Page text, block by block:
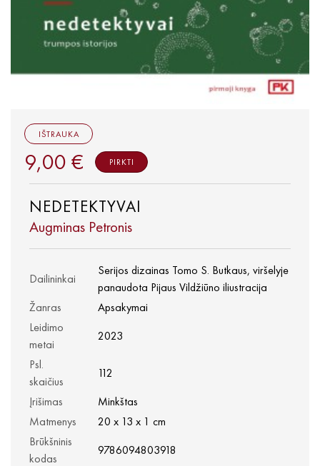
NEDETEKTYVAI
Augminas Petronis
Dailininkai
Serijos dizainas Tomo S. Butkaus, viršelyje
panaudota Pijaus Vildžiūno iliustracija
Žanras
Apsakymai
Leidimo
metai
2023
Psl.
skaičius
112
Įrišimas
Minkštas
Matmenys
20 x 13 x 1 cm
Brūkšninis
kodas
9786094803918
IŠTRAUKA
9,00 € PIRKTI